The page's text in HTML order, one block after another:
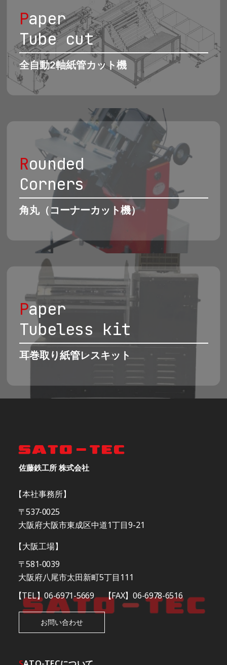
Paper
Tube cut
全自動2軸紙管カット機
Rounded
Corners
角丸（コーナーカット機）
Paper
Tubeless kit
耳巻取り紙管レスキット
佐藤鉄工所 株式会社
【本社事務所】
〒537-0025
大阪府大阪市東成区中道1丁目9-21
【大阪工場】
〒581-0039
大阪府八尾市太田新町5丁目111
【TEL】06-6971-5669
【FAX】06-6978-6516
お問い合わせ